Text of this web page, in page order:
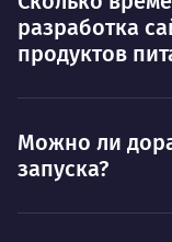
Нравится
Дышать. Без
Умею
разработка
продуктов
Можно ли
запуска?